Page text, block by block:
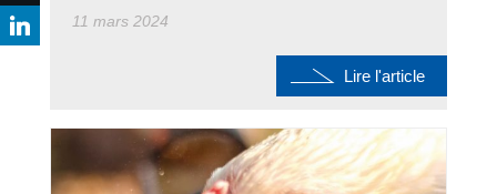
11 mars 2024
Lire l'article